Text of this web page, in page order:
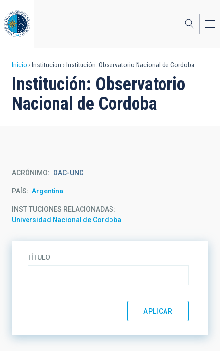
al
contenido
principal
Sobrescribir
enlaces
de
navegación
Inicio Institucion Institución: Observatorio Nacional de Cordoba
Institución: Observatorio
Nacional de Cordoba
ACRÓNIMO OAC-UNC
PAÍS Argentina
INSTITUCIONES RELACIONADAS
Universidad Nacional de Cordoba
TÍTULO